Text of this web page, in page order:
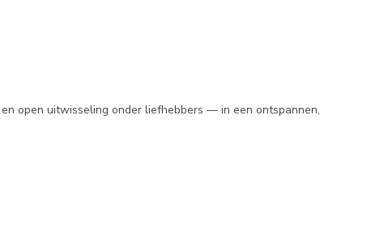
open uitwisseling onder liefhebbers — in een ontspannen,